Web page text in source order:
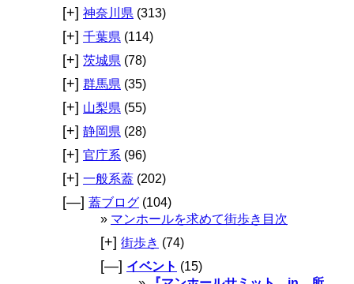
[+] 神奈川県 (313)
[+] 千葉県 (114)
[+] 茨城県 (78)
[+] 群馬県 (35)
[+] 山梨県 (55)
[+] 静岡県 (28)
[+] 官庁系 (96)
[+] 一般系蓋 (202)
[—] 蓋ブログ (104)
マンホールを求めて街歩き目次
[+] 街歩き (74)
[—] イベント (15)